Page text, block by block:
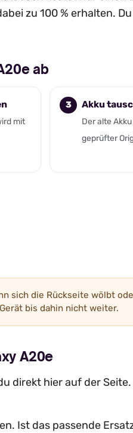
zu 100 % erhalten.
ab
mit
Akku
Der alte
geprüfter
sich die Rückseite wölbt
bis dahin nicht weiter.
A20e
direkt hier auf der
Ist das passende